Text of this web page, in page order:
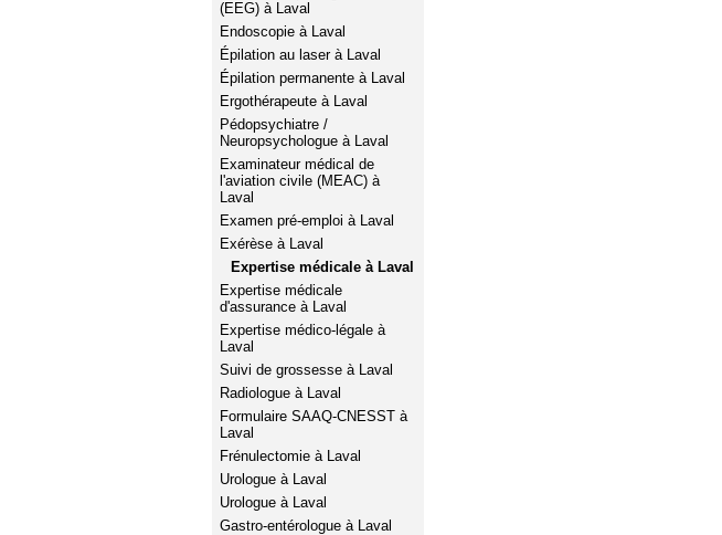
(EEG) à Laval
Endoscopie à Laval
Épilation au laser à Laval
Épilation permanente à Laval
Ergothérapeute à Laval
Pédopsychiatre /
Neuropsychologue à Laval
Examinateur médical de
l'aviation civile (MEAC) à
Laval
Examen pré-emploi à Laval
Exérèse à Laval
Expertise médicale à Laval
Expertise médicale
d'assurance à Laval
Expertise médico-légale à
Laval
Suivi de grossesse à Laval
Radiologue à Laval
Formulaire SAAQ-CNESST à
Laval
Frénulectomie à Laval
Urologue à Laval
Urologue à Laval
Gastro-entérologue à Laval